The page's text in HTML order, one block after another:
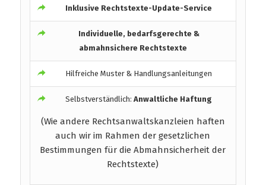
Inklusive Rechtstexte-Update-Service
Individuelle, bedarfsgerechte &
abmahnsichere Rechtstexte
Hilfreiche Muster & Handlungsanleitungen
Selbstverständlich:Anwaltliche Haftung
(Wie andere Rechtsanwaltskanzleien haften
auch wir im Rahmen der gesetzlichen
Bestimmungen für die Abmahnsicherheit der
Rechtstexte)